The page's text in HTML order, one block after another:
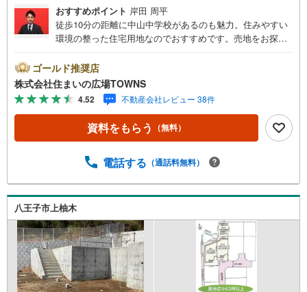
おすすめポイント 岸田 周平
徒歩10分の距離に中山中学校があるのも魅力。住みやすい
環境の整った住宅用地なのでおすすめです。売地をお探し
21平米（公簿）となっています。開放的でゆったりとした
街並みの第一種低層住居専用地域での生活はいかがです
か。【年中無休/9:00～21:00】人気物件は特にお問い合わ
せが集中するため、お早めにお電話下さい。「室内・現地
を見学する」ボタンよりご予約頂くとご見学がスムーズで
す。■その他、各種ご相談も承っております。○住宅ローン
TOWNSからお客様へ経験豊富なスタッフが親身になってお
件も併せてご紹介可能ですのでお気軽にお問い合わせ下さ
い♪駐車場もございますので、お車でのお越しも大歓迎で
す！
ゴールド推奨店
株式会社住まいの広場TOWNS
4.52 不動産会社レビュー 38件
資料をもらう （無料）
電話する （通話料無料）
八王子市上柚木